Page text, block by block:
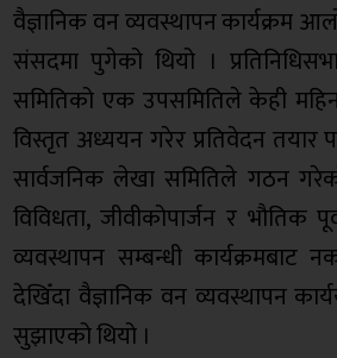
वैज्ञानिक वन व्यवस्थापन कार्यक्रम
संसदमा पुगेको थियो ।
समितिको एक उपसमितिले केही
विस्तृत अध्ययन गरेर प्रतिवेदन तयार
सार्वजनिक लेखा समितिले गठन
विविधता, जीवीकोपार्जन र भौतिक
व्यवस्थापन सम्बन्धी कार्यक्रमबाट
देखिँदा वैज्ञानिक वन व्यवस्थापन
सुझाएको थियो ।